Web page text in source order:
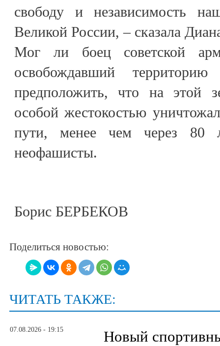
свободу и независимость
Великой России, – сказала
Мог ли боец советской
освобождавший
предположить, что на этой
особой жестокостью
пути, менее чем через 80
неофашисты.
Борис БЕРБЕКОВ
Поделиться новостью:
ЧИТАТЬ ТАКЖЕ:
07.08.2026 - 19:15 Новый